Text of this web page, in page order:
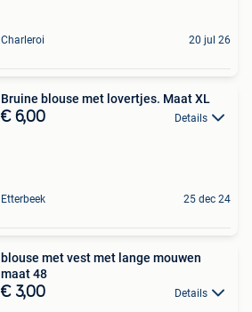
Charleroi 20 jul 26
Bruine blouse met lovertjes. Maat XL
€ 6,00 Details
Etterbeek 25 dec 24
blouse met vest met lange mouwen
maat 48
€ 3,00 Details